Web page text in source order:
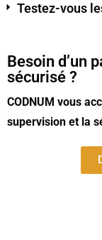
Testez-vous
Besoin d’un
sécurisé ?
CODNUM vous
supervision et la